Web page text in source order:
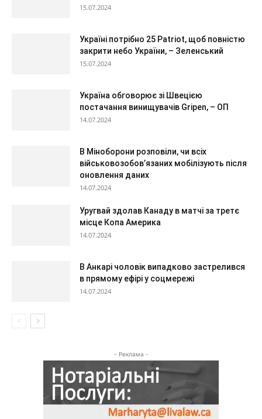
15.07.2024
Україні потрібно 25 Patriot, щоб повністю
закрити небо України, – Зеленський
15.07.2024
Україна обговорює зі Швецією
постачання винищувачів Gripen, – ОП
14.07.2024
В Міноборони розповіли, чи всіх
військовозобов’язаних мобілізують після
оновлення даних
14.07.2024
Уругвай здолав Канаду в матчі за третє
місце Копа Америка
14.07.2024
В Анкарі чоловік випадково застрелився
в прямому ефірі у соцмережі
14.07.2024
- Реклама -